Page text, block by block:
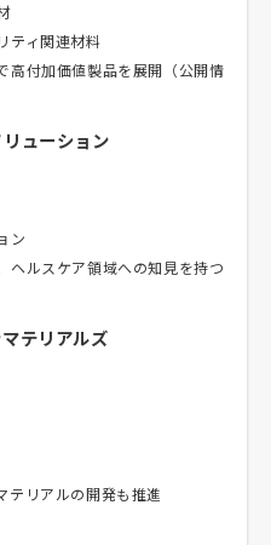
ティ関連材料
高付加価値製品を展開（公開情
ューション
ン
ヘルスケア領域への知見を持つ
テリアルズ
テリアルの開発も推進